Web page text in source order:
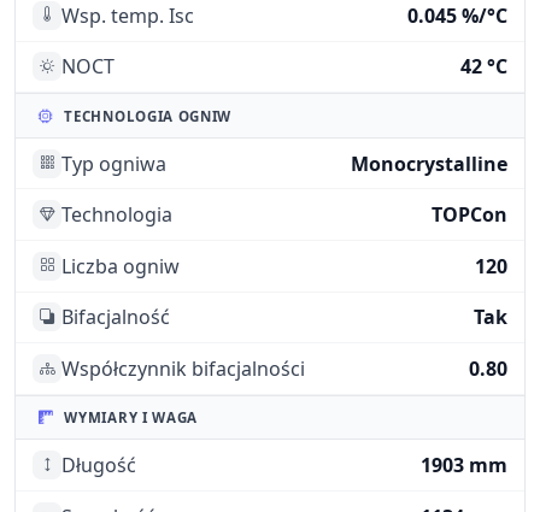
Wsp. temp. Isc
0.045 %/°C
NOCT
42 °C
TECHNOLOGIA OGNIW
Typ ogniwa
Monocrystalline
Technologia
TOPCon
Liczba ogniw
120
Bifacjalność
Tak
Współczynnik bifacjalności
0.80
WYMIARY I WAGA
Długość
1903 mm